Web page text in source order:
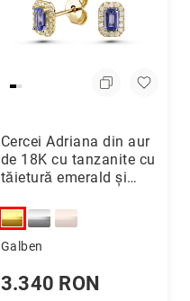
Cercei Adriana din aur
de 18K cu tanzanite cu
tăietură emerald și
Galben
3.340 RON